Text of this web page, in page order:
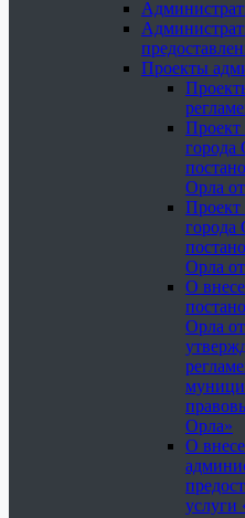
Проекты
Проект
города
Орла
Проект
города
Орла
О
Орла
Орла»
О
услуги